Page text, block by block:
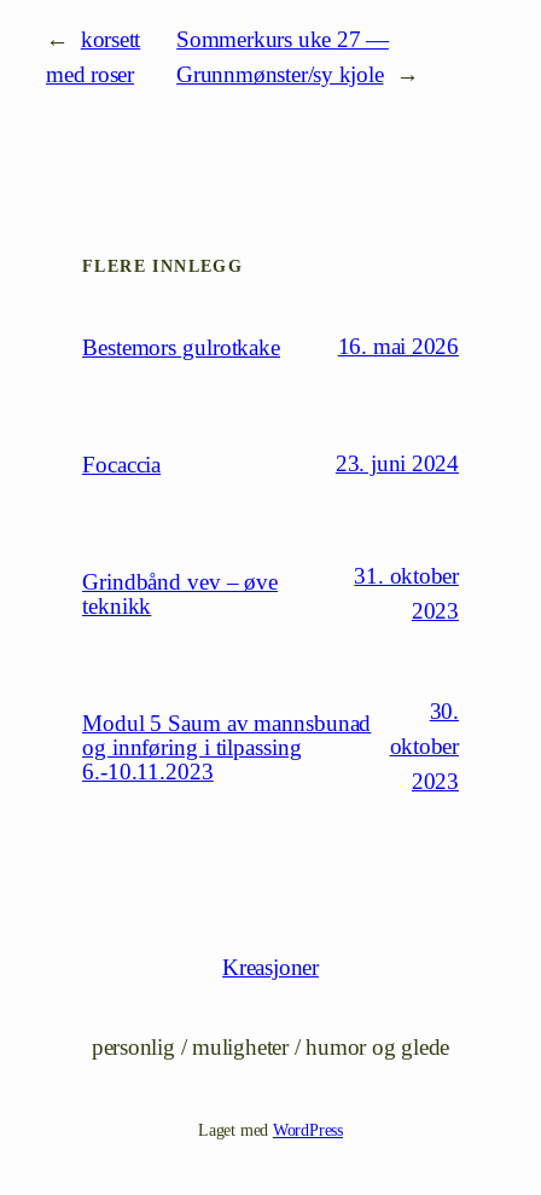
←
korsett
med roser
Sommerkurs uke 27 —
Grunnmønster/sy kjole
→
FLERE INNLEGG
Bestemors gulrotkake 16. mai 2026
Focaccia 23. juni 2024
Grindbånd vev – øve
teknikk
31. oktober
2023
Modul 5 Saum av mannsbunad
og innføring i tilpassing
6.-10.11.2023
30.
oktober
2023
Kreasjoner
personlig / muligheter / humor og glede
Laget med WordPress